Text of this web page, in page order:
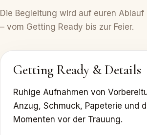
Die Begleitung wird auf euren
– vom Getting Ready bis zur Feier.
Getting Ready & Details
Ruhige Aufnahmen von
Anzug, Schmuck, Papeterie und
Momenten vor der Trauung.